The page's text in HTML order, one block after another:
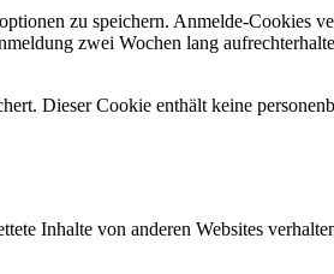
zu speichern. Anmelde-Cookies
zwei Wochen lang
Dieser Cookie enthält keine
Inhalte von anderen Websites